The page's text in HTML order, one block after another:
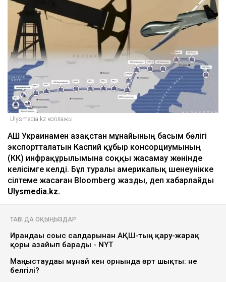
Ulysmedia.kz коллажы
АҚШ Украинамен Қазақстан мұнайының басым бөлігі
экспортталатын Каспий құбыр консорциумының
(КҚК) инфрақұрылымына соққы жасамау жөнінде
келісімге келді. Бұл туралы америкалық шенеунікке
сілтеме жасаған Bloomberg жазды, деп хабарлайды
Ulysmedia.kz.
ТАҒЫ ДА ОҚЫҢЫЗДАР
Ирандағы соғыс салдарынан АҚШ-тың қару-жарақ
қоры азайып барады - NYT
Маңғыстаудағы мұнай кен орнында өрт шықты: не
белгілі?